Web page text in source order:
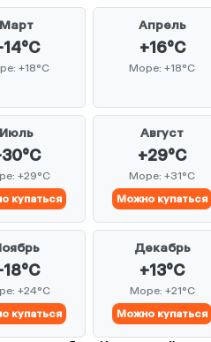
Март
+18°C
Апрель
+16°C
Море: +18°C
Июль
+29°C
купаться
Август
+29°C
Море: +31°C
Можно купаться
+24°C
купаться
Декабрь
+13°C
Море: +21°C
Можно купаться